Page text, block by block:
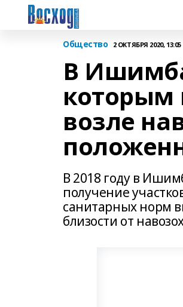
Общество 2 ОКТЯБРЯ 2020, 13:05
В
которым
возле
В 2018 году в
получение
санитарных норм
близости от